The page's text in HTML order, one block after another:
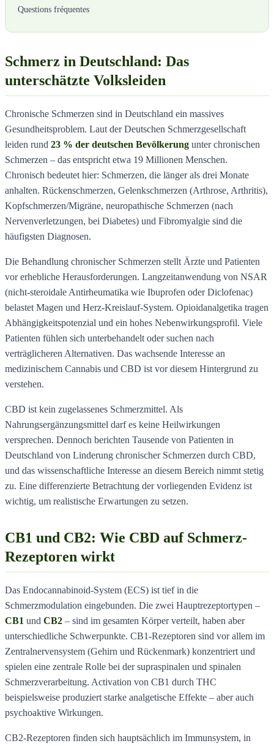
Questions fréquentes
Schmerz in Deutschland: Das
unterschätzte Volksleiden
Chronische Schmerzen sind in Deutschland ein massives
Gesundheitsproblem. Laut der Deutschen Schmerzgesellschaft
leiden rund 23 % der deutschen Bevölkerung unter chronischen
Schmerzen – das entspricht etwa 19 Millionen Menschen.
Chronisch bedeutet hier: Schmerzen, die länger als drei Monate
anhalten. Rückenschmerzen, Gelenkschmerzen (Arthrose, Arthritis),
Kopfschmerzen/Migräne, neuropathische Schmerzen (nach
Nervenverletzungen, bei Diabetes) und Fibromyalgie sind die
häufigsten Diagnosen.
Die Behandlung chronischer Schmerzen stellt Ärzte und Patienten
vor erhebliche Herausforderungen. Langzeitanwendung von NSAR
(nicht-steroidale Antirheumatika wie Ibuprofen oder Diclofenac)
belastet Magen und Herz-Kreislauf-System. Opioidanalgetika tragen
Abhängigkeitspotenzial und ein hohes Nebenwirkungsprofil. Viele
Patienten fühlen sich unterbehandelt oder suchen nach
verträglicheren Alternativen. Das wachsende Interesse an
medizinischem Cannabis und CBD ist vor diesem Hintergrund zu
verstehen.
CBD ist kein zugelassenes Schmerzmittel. Als
Nahrungsergänzungsmittel darf es keine Heilwirkungen
versprechen. Dennoch berichten Tausende von Patienten in
Deutschland von Linderung chronischer Schmerzen durch CBD,
und das wissenschaftliche Interesse an diesem Bereich nimmt stetig
zu. Eine differenzierte Betrachtung der vorliegenden Evidenz ist
wichtig, um realistische Erwartungen zu setzen.
CB1 und CB2: Wie CBD auf Schmerz-
Rezeptoren wirkt
Das Endocannabinoid-System (ECS) ist tief in die
Schmerzmodulation eingebunden. Die zwei Hauptrezeptortypen –
CB1 und CB2 – sind im gesamten Körper verteilt, haben aber
unterschiedliche Schwerpunkte. CB1-Rezeptoren sind vor allem im
Zentralnervensystem (Gehirn und Rückenmark) konzentriert und
spielen eine zentrale Rolle bei der supraspinalen und spinalen
Schmerzverarbeitung. Activation von CB1 durch THC
beispielsweise produziert starke analgetische Effekte – aber auch
psychoaktive Wirkungen.
CB2-Rezeptoren finden sich hauptsächlich im Immunsystem, in